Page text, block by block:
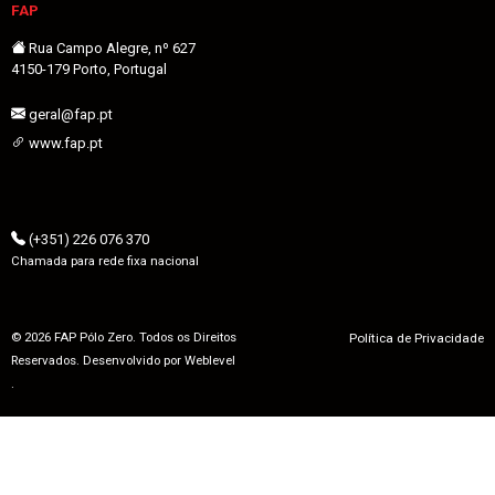
FAP
Rua Campo Alegre, nº 627
4150-179 Porto, Portugal
geral@fap.pt
www.fap.pt
(+351) 226 076 370
Chamada para rede fixa nacional
© 2026 FAP Pólo Zero. Todos os Direitos
Reservados. Desenvolvido por Weblevel
Política de Privacidade